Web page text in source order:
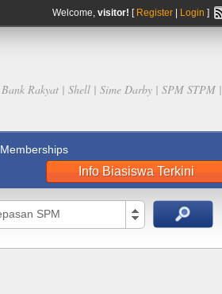
Welcome, visitor! [ Register Login ]
Rakyat | Shell | Sime Darby | SPM STPM |
Memberships
Info Biasiswa Terkini
SPM